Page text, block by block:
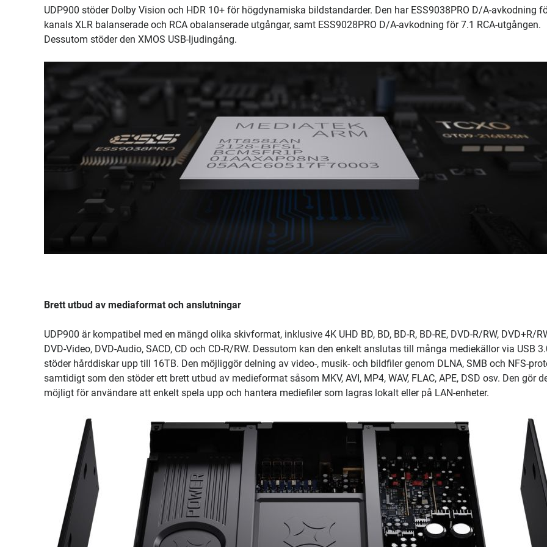
UDP900 stöder Dolby Vision och HDR 10+ för högdynamiska bildstandarder. Den har ESS9038PRO D/A-avkodning
kanals XLR balanserade och RCA obalanserade utgångar, samt ESS9028PRO D/A-avkodning för 7.1 RCA-utgången.
Dessutom stöder den XMOS USB-ljudingång.
Brett utbud av mediaformat och anslutningar
UDP900 är kompatibel med en mängd olika skivformat, inklusive 4K UHD BD, BD, BD-R, BD-RE, DVD-R/RW, DVD+R/
DVD-Video, DVD-Audio, SACD, CD och CD-R/RW. Dessutom kan den enkelt anslutas till många mediekällor via USB
stöder hårddiskar upp till 16TB. Den möjliggör delning av video-, musik- och bildfiler genom DLNA, SMB och NFS-
samtidigt som den stöder ett brett utbud av medieformat såsom MKV, AVI, MP4, WAV, FLAC, APE, DSD osv. Den gör
möjligt för användare att enkelt spela upp och hantera mediefiler som lagras lokalt eller på LAN-enheter.